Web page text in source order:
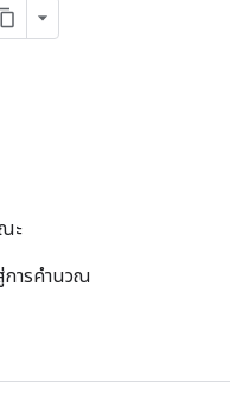
ะ
การคำนวณ